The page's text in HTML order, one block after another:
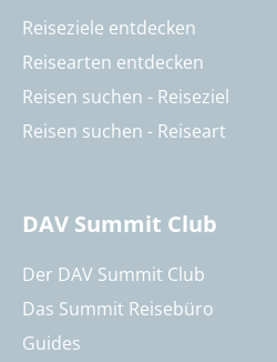
Reiseziele entdecken
Reisearten entdecken
Reisen suchen - Reiseziel
Reisen suchen - Reiseart
DAV Summit Club
Der DAV Summit Club
Das Summit Reisebüro
Guides